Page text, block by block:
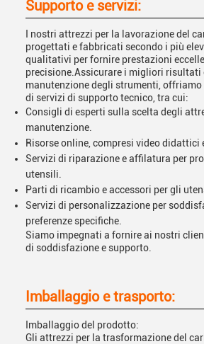
Supporto e servizi:
I nostri attrezzi per la lavorazione del
progettati e fabbricati secondo i più
qualitativi per fornire prestazioni
precisione.Assicurare i migliori risultati
manutenzione degli strumenti,
di servizi di supporto tecnico, tra cui:
Consigli di esperti sulla scelta degli
manutenzione.
Risorse online, compresi video didattici
Servizi di riparazione e affilatura per
utensili.
Parti di ricambio e accessori per gli
Servizi di personalizzazione per
preferenze specifiche.
Siamo impegnati a fornire ai nostri
di soddisfazione e supporto.
Imballaggio e trasporto:
Imballaggio del prodotto:
Gli attrezzi per la trasformazione del